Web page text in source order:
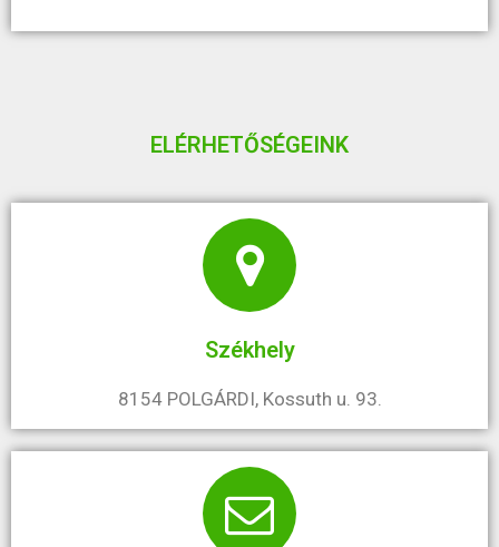
ELÉRHETŐSÉGEINK
Székhely
8154 POLGÁRDI, Kossuth u. 93.